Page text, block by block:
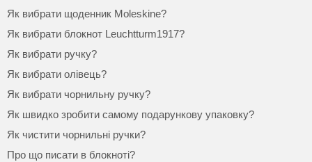
Як вибрати щоденник Moleskine?
Як вибрати блокнот Leuchtturm1917?
Як вибрати ручку?
Як вибрати олівець?
Як вибрати чорнильну ручку?
Як швидко зробити самому подарункову упаковку?
Як чистити чорнильні ручки?
Про що писати в блокноті?